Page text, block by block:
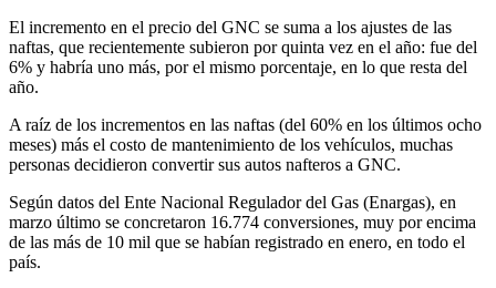
El incremento en el precio del GNC se suma a los ajustes de las
naftas, que recientemente subieron por quinta vez en el año: fue del
6% y habría uno más, por el mismo porcentaje, en lo que resta del
año.
A raíz de los incrementos en las naftas (del 60% en los últimos ocho
meses) más el costo de mantenimiento de los vehículos, muchas
personas decidieron convertir sus autos nafteros a GNC.
Según datos del Ente Nacional Regulador del Gas (Enargas), en
marzo último se concretaron 16.774 conversiones, muy por encima
de las más de 10 mil que se habían registrado en enero, en todo el
país.